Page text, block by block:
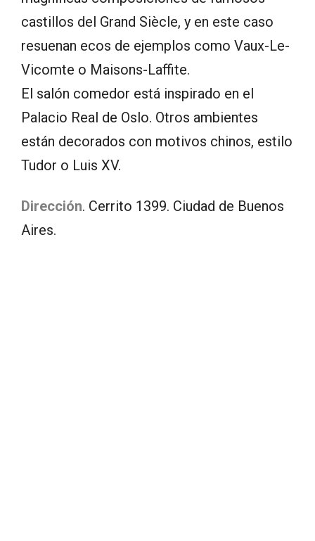
castillos del Grand Siècle, y en este caso
resuenan ecos de ejemplos como Vaux-Le-
Vicomte o Maisons-Laffite.
El salón comedor está inspirado en el
Palacio Real de Oslo. Otros ambientes
están decorados con motivos chinos, estilo
Tudor o Luis XV.
Dirección. Cerrito 1399. Ciudad de Buenos
Aires.